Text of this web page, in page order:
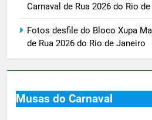
Carnaval de Rua 2026 do Rio
Fotos desfile do Bloco Xupa
de Rua 2026 do Rio de Janeiro
Musas do Carnaval